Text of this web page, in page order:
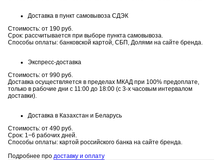
Доставка в пункт самовывоза СДЭК
Стоимость: от 190 руб.
Срок: рассчитывается при выборе пункта самовывоза.
Способы оплаты: банковской картой, СБП, Долями на сайте бренда.
Экспресс-доставка
Стоимость: от 990 руб.
Доставка осуществляется в пределах МКАД при 100% предоплате,
только в рабочие дни с 11:00 до 18:00 (с 3-х часовым интервалом
доставки).
Доставка в Казахстан и Беларусь
Стоимость: от 490 руб.
Срок: 1−6 рабочих дней.
Способы оплаты: картой российского банка на сайте бренда.
Подробнее про доставку и оплату